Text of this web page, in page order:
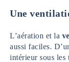
Une
L’aération et la
aussi faciles.
intérieur sous les